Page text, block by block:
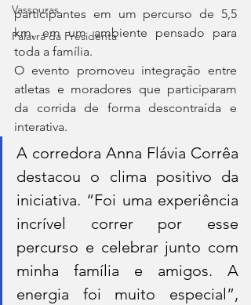
Vassouras
Palavra da Presidenta
participantes em um percurso de 5,5
km, em um ambiente pensado para
toda a família.
O evento promoveu integração entre
atletas e moradores que participaram
da corrida de forma descontraída e
interativa.
A corredora Anna Flávia Corrêa
destacou o clima positivo da
iniciativa. “Foi uma experiência
incrível correr por esse
percurso e celebrar junto com
minha família e amigos. A
energia foi muito especial”,